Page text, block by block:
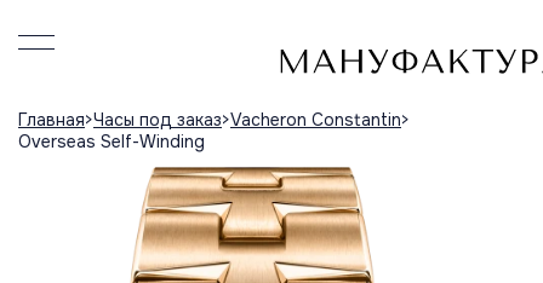
Главная Часы под заказ Vacheron Constantin
Overseas Self-Winding